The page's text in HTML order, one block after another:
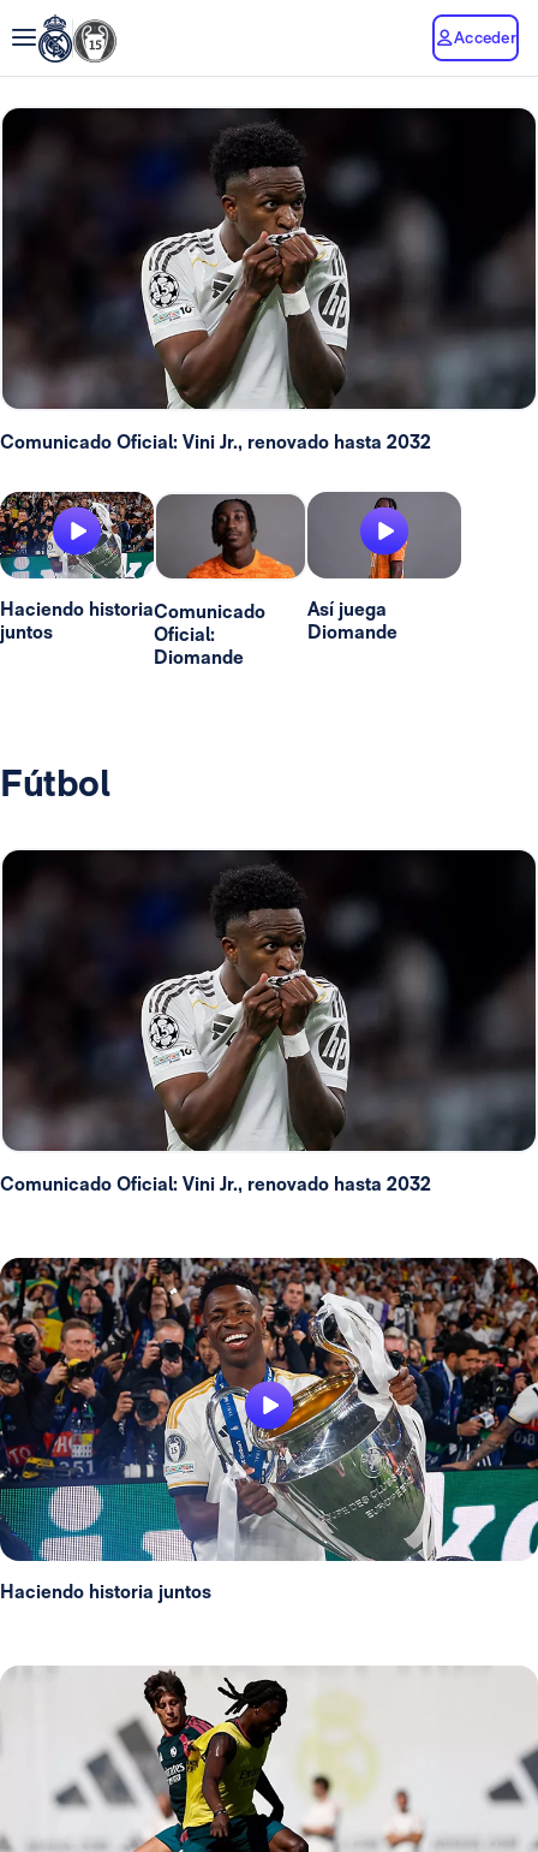
Acceder
Comunicado Oficial: Vini Jr., renovado hasta 2032
Haciendo historia
juntos
Comunicado
Oficial:
Diomande
Así juega
Diomande
Fútbol
Comunicado Oficial: Vini Jr., renovado hasta 2032
Haciendo historia juntos